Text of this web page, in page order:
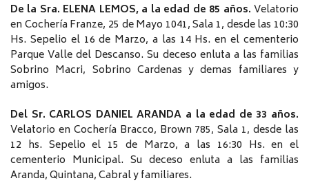
De la Sra. ELENA LEMOS, a la edad de 85 años. Velatorio
en Cochería Franze, 25 de Mayo 1041, Sala 1, desde las 10:30
Hs. Sepelio el 16 de Marzo, a las 14 Hs. en el cementerio
Parque Valle del Descanso. Su deceso enluta a las familias
Sobrino Macri, Sobrino Cardenas y demas familiares y
amigos.
Del Sr. CARLOS DANIEL ARANDA a la edad de 33 años.
Velatorio en Cochería Bracco, Brown 785, Sala 1, desde las
12 hs. Sepelio el 15 de Marzo, a las 16:30 Hs. en el
cementerio Municipal. Su deceso enluta a las familias
Aranda, Quintana, Cabral y familiares.